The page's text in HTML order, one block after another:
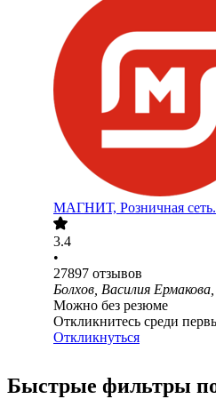
МАГНИТ, Розничная
3.4
•
27897 отзывов
Болхов, Василия
Можно без резюме
Откликнитесь среди
Откликнуться
Быстрые фильтры